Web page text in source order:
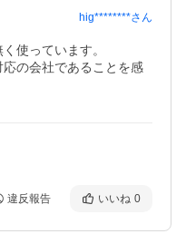
hig********さん
使っています。
の会社であることを感
違反報告 いいね 0